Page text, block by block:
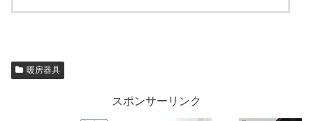
暖房器具
スポンサーリンク